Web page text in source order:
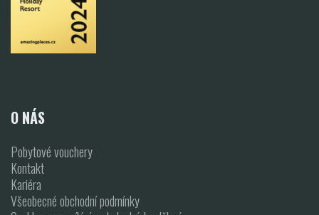
O NÁS
Pobytové vouchery
Kontakt
Kariéra
Všeobecné obchodní podmínky